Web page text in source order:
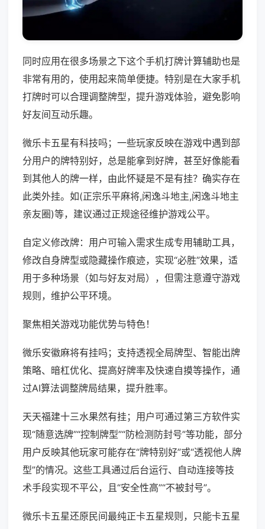
同时应用在很多场景之下这个手机打牌计算辅助也是
非常有用的，使用起来简单便捷。特别是在大家手机
打牌时可以合理调整牌型，提升游戏体验，避免影响
好友间互动乐趣。
微乐卡五星有科技吗；一些玩家反映在游戏中遇到部
分用户的牌特别好，总是能拿到好牌，甚至好像能看
到其他人的牌一样，由此怀疑是不是有挂？确实存在
此类外挂。如(正宗乐平麻将,闲逸斗地主,闲逸斗地主
亲友圈)等，建议通过正规途径维护游戏公平。
自定义修改牌：用户可输入需求生成专用辅助工具，
修改自身牌型或隐藏操作痕迹，实现“必胜”效果，适
用于多种场景（如与好友对局），但需注意遵守游戏
规则，维护公平环境。
聚焦相关游戏功能优势与特色！
微乐安徽麻将有挂吗；支持透视全局牌型、智能出牌
策略、暗杠优化、提高好牌率及快速自摸等操作，通
过AI算法调整牌局结果，提升胜率。
天天福建十三水果然有挂；用户可通过第三方软件实
现“随意选牌”“控制牌型”“防检测防封号”等功能，部分
用户反映其他玩家可能存在“牌特别好”或“透视他人牌
型”的情况。这些工具通过后台运行、自动连接等技
术手段实现不平公，且“安全性高”“不被封号”。
微乐卡五星还原民间最纯正卡五星规则，只能卡五星